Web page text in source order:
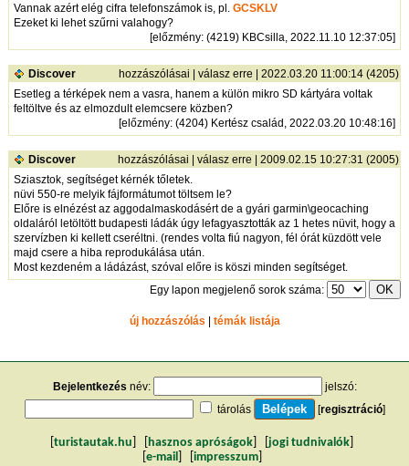
Vannak azért elég cifra telefonszámok is, pl.GCSKLV
Ezeket ki lehet szűrni valahogy?
[előzmény: (4219) KBCsilla, 2022.11.10 12:37:05]
Discover hozzászólásai |válasz erre | 2022.03.20 11:00:14 (4205)
Esetleg a térképek nem a vasra, hanem a külön mikro SD kártyára voltak
feltöltve és az elmozdult elemcsere közben?
[előzmény: (4204) Kertész család, 2022.03.20 10:48:16]
Discover hozzászólásai |válasz erre | 2009.02.15 10:27:31 (2005)
Sziasztok, segítséget kérnék tőletek.
nüvi 550-re melyik fájformátumot töltsem le?
Előre is elnézést az aggodalmaskodásért de a gyári garmin\geocaching
oldaláról letöltött budapesti ládák úgy lefagyasztották az 1 hetes nüvit, hogy a
szervízben ki kellett cseréltni. (rendes volta fiú nagyon, fél órát küzdött vele
majd csere a hiba reprodukálása után.
Most kezdeném a ládázást, szóval előre is köszi minden segítséget.
Egy lapon megjelenő sorok száma:
új hozzászólás | témák listája
Bejelentkezés név:
jelszó:
tárolás
[regisztráció]
turistautak.hu hasznos apróságok jogi tudnivalók
e-mail impresszum]